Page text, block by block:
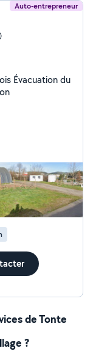
Auto-entrepreneur
Évacuation du
de Tonte
?